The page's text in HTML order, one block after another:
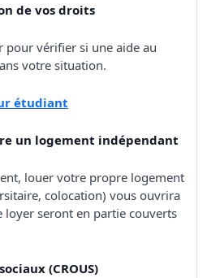
de vos droits
pour vérifier si une aide au
votre situation.
étudiant
un logement indépendant
louer votre propre logement
colocation) vous ouvrira
loyer seront en partie couverts
(CROUS)